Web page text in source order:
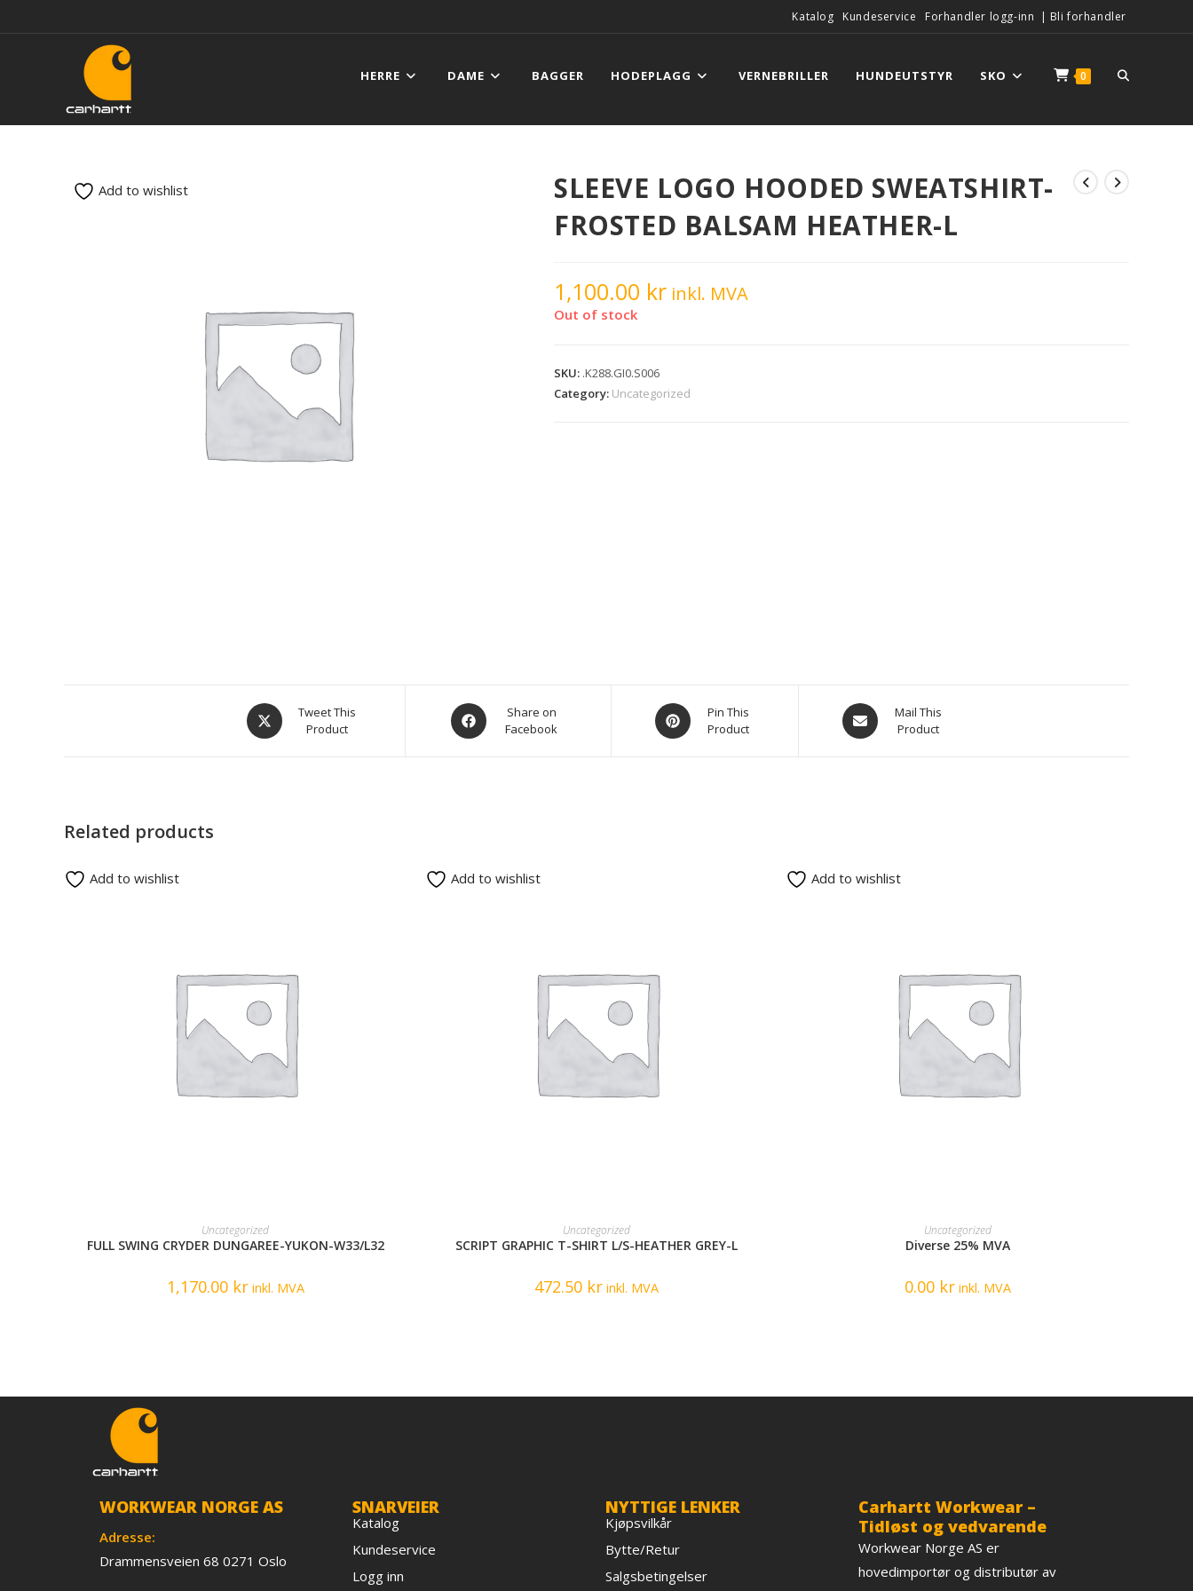
Katalog Kundeservice Forhandler logg-inn | Bli forhandler
HERRE DAME BAGGER HODEPLAGG VERNEBRILLER HUNDEUTSTYR SKO 0
SLEEVE LOGO HOODED SWEATSHIRT-
FROSTED BALSAM HEATHER-L
1,100.00 kr inkl. MVA
Out of stock
SKU: .K288.GI0.S006
Category: Uncategorized
Add to wishlist
Tweet This
Product
Share on
Facebook
Pin This
Product
Mail This
Product
Related products
READ MORE
Uncategorized
FULL SWING CRYDER DUNGAREE-YUKON-W33/L32
1,170.00 krinkl. MVA
Add to wishlist
READ MORE
Uncategorized
SCRIPT GRAPHIC T-SHIRT L/S-HEATHER GREY-L
472.50 krinkl. MVA
Add to wishlist
READ MORE
Uncategorized
Diverse 25% MVA
0.00 krinkl. MVA
Add to wishlist
WORKWEAR NORGE AS
Adresse:
Drammensveien 68 0271 Oslo
SNARVEIER
Katalog
Kundeservice
Logg inn
NYTTIGE LENKER
Kjøpsvilkår
Bytte/Retur
Salgsbetingelser
Carhartt Workwear –
Tidløst og vedvarende
Workwear Norge AS er
hovedimportør og distributør av